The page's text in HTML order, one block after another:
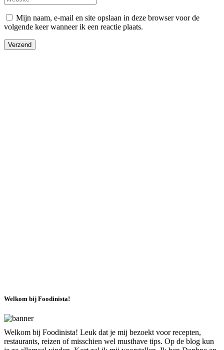
Mijn naam, e-mail en site opslaan in deze browser voor de
volgende keer wanneer ik een reactie plaats.
Welkom bij Foodinista!
Welkom bij Foodinista! Leuk dat je mij bezoekt voor recepten,
restaurants, reizen of misschien wel musthave tips. Op de blog kun